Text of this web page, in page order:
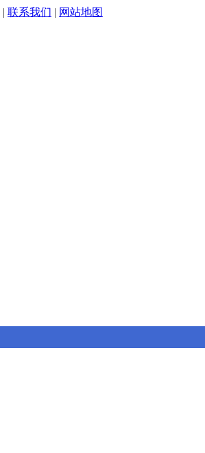
| 联系我们 | 网站地图